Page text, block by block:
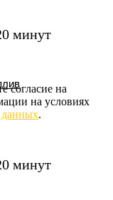
минут
на
на условиях
данных.
минут